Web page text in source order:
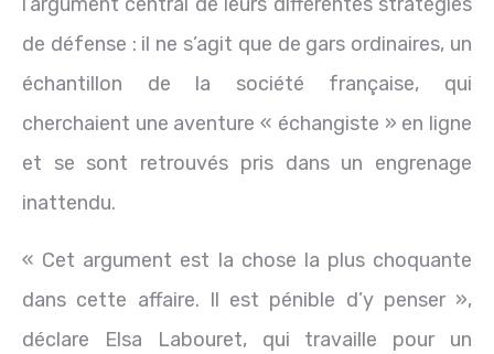
de défense : il ne s’agit que de gars ordinaires, un
échantillon de la société française, qui
cherchaient une aventure « échangiste » en ligne
et se sont retrouvés pris dans un engrenage
inattendu.
« Cet argument est la chose la plus choquante
dans cette affaire. Il est pénible d’y penser »,
déclare Elsa Labouret, qui travaille pour un